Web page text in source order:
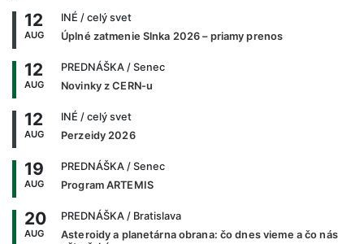
12
AUG
INÉ / celý svet
Úplné zatmenie Slnka 2026 – priamy prenos
12
AUG
PREDNÁŠKA / Senec
Novinky z CERN-u
12
AUG
INÉ / celý svet
Perzeidy 2026
19
AUG
PREDNÁŠKA / Senec
Program ARTEMIS
20
AUG
PREDNÁŠKA / Bratislava
Asteroidy a planetárna obrana: čo dnes vieme a čo nás